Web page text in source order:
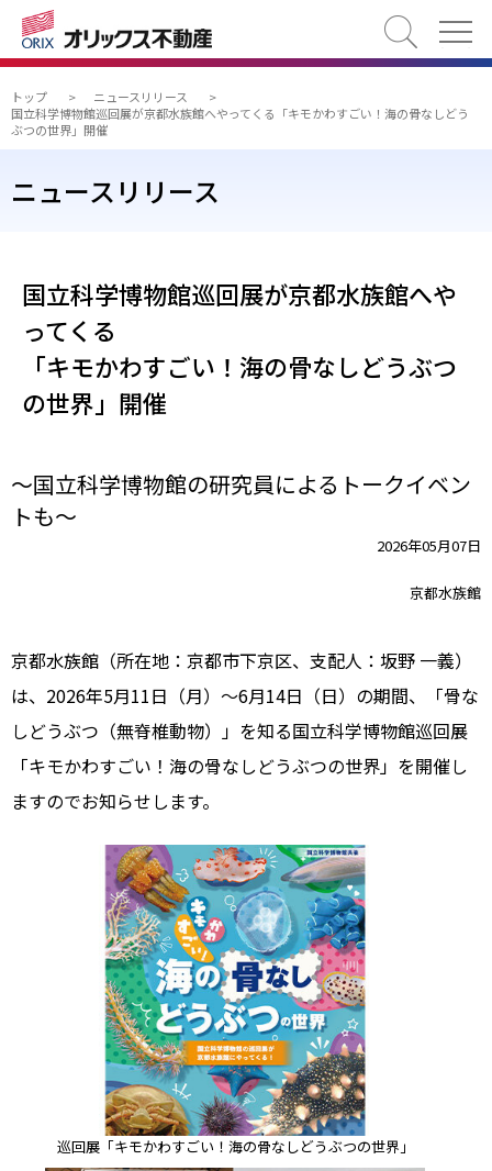
検索
トップ > ニュースリリース
>
国立科学博物館巡回展が京都水族館へやってくる「キモかわすごい！海の骨なしどう
ぶつの世界」開催
ニュースリリース
国立科学博物館巡回展が京都水族館へや
ってくる
「キモかわすごい！海の骨なしどうぶつ
の世界」開催
～国立科学博物館の研究員によるトークイベン
トも～
2026年05月07日
京都水族館
京都水族館（所在地：京都市下京区、支配人：坂野 一義）
は、2026年5月11日（月）～6月14日（日）の期間、「骨な
しどうぶつ（無脊椎動物）」を知る国立科学博物館巡回展
「キモかわすごい！海の骨なしどうぶつの世界」を開催し
ますのでお知らせします。
巡回展「キモかわすごい！海の骨なしどうぶつの世界」